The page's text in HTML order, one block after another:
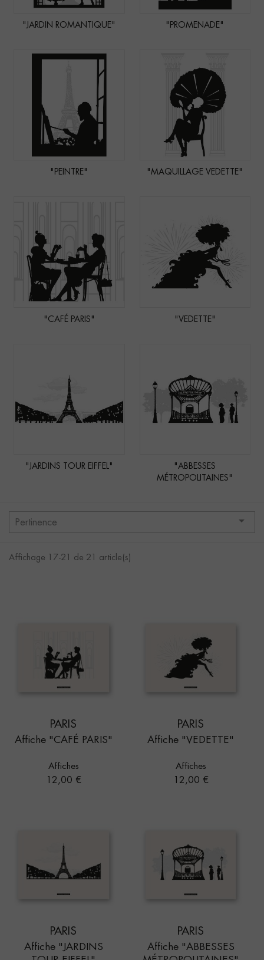
"JARDIN ROMANTIQUE" "PROMENADE"
"PEINTRE" "MAQUILLAGE VEDETTE"
"CAFÉ PARIS" "VEDETTE"
"JARDINS TOUR EIFFEL"
"ABBESSES
MÉTROPOLITAINES"
Pertinence 
Affichage 17-21 de 21 article(s)
PARIS
Affiche "CAFÉ PARIS"
Affiches
Prix
12,00 €
PARIS
Affiche "VEDETTE"
Affiches
Prix
12,00 €
PARIS
Affiche "JARDINS
PARIS
Affiche "ABBESSES